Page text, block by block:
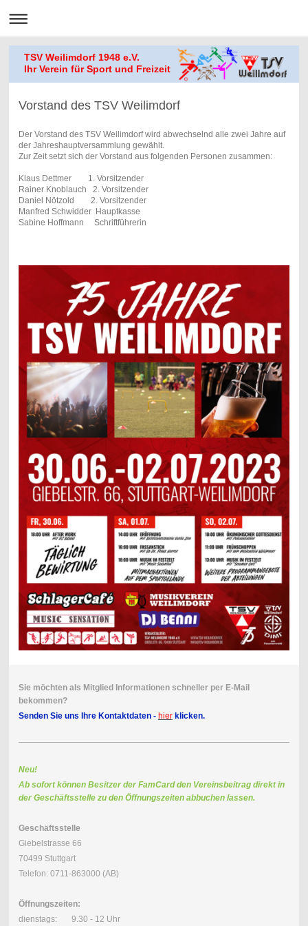
TSV Weilimdorf 1948 e.V.
Ihr Verein für Sport und Freizeit
Vorstand des TSV Weilimdorf
Der Vorstand des TSV Weilimdorf wird abwechselnd alle zwei Jahre auf
der Jahreshauptversammlung gewählt.
Zur Zeit setzt sich der Vorstand aus folgenden Personen zusammen:
Klaus Dettmer 1. Vorsitzender
Rainer Knoblauch 2. Vorsitzender
Daniel Nötzold 2. Vorsitzender
Manfred Schwidder Hauptkasse
Sabine Hoffmann Schriftführerin
Sie möchten als Mitglied Informationen schneller per E-Mail
bekommen?
Senden Sie uns Ihre Kontaktdaten - hierklicken.
Neu!
Ab sofort können Besitzer der FamCard den Vereinsbeitrag direkt in
der Geschäftsstelle zu den Öffnungszeiten abbuchen lassen.
Geschäftsstelle
Giebelstrasse 66
70499 Stuttgart
Telefon: 0711-863000 (AB)
Öffnungszeiten:
dienstags: 9.30 - 12 Uhr